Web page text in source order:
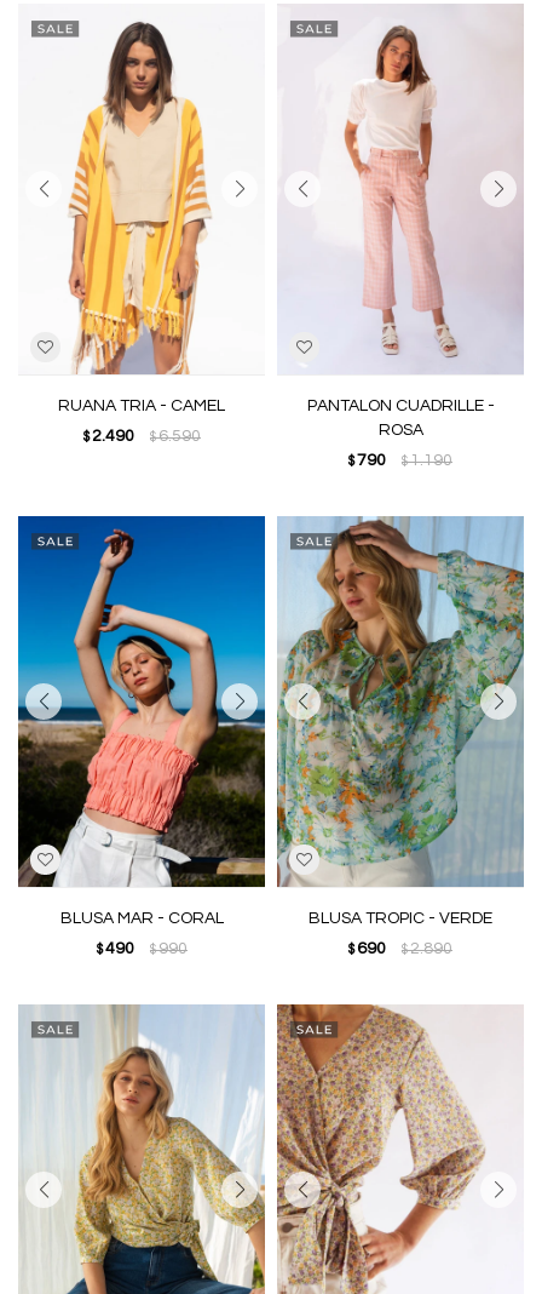
RUANA TRIA - CAMEL
$ 2.490 $6.590
PANTALON CUADRILLE -
ROSA
$790 $1.190
BLUSA MAR - CORAL
$ 490 $990
BLUSA TROPIC - VERDE
$ 690 $2.890